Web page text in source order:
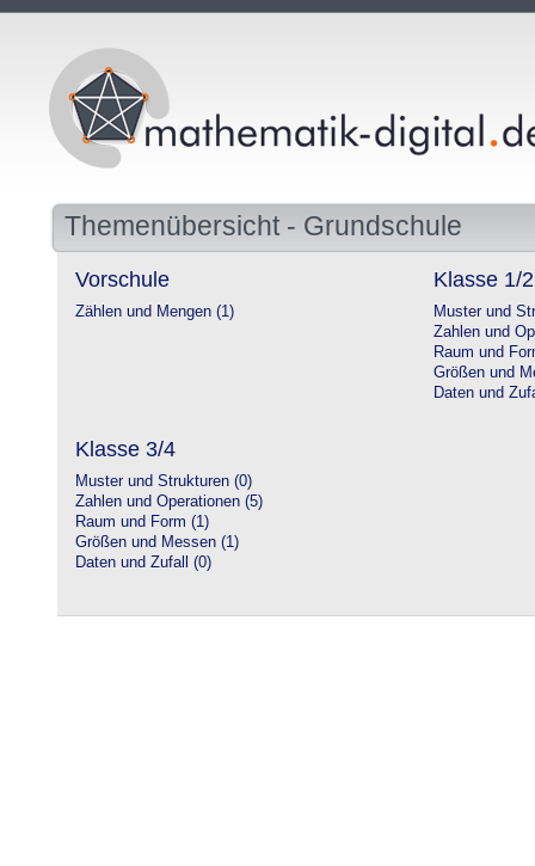
Themenübersicht - Grundschule
Vorschule
Zählen und Mengen (1)
Klasse 1/2
Muster und
Zahlen und
Raum und
Größen und
Daten und
Klasse 3/4
Muster und Strukturen (0)
Zahlen und Operationen (5)
Raum und Form (1)
Größen und Messen (1)
Daten und Zufall (0)